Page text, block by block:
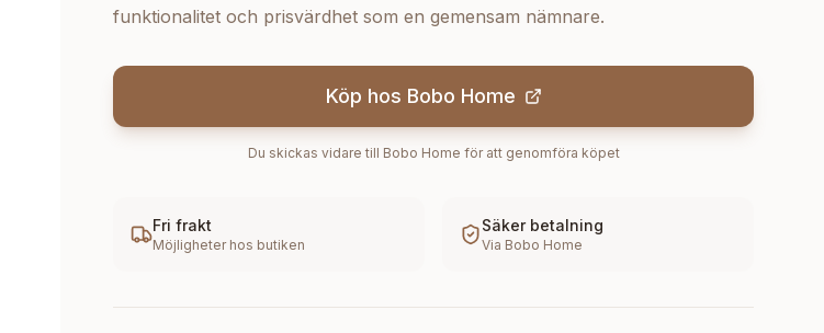
funktionalitet och prisvärdhet som en gemensam nämnare.
Köp hos Bobo Home
Du skickas vidare till Bobo Home för att genomföra köpet
Fri frakt
Möjligheter hos butiken
Säker betalning
Via Bobo Home